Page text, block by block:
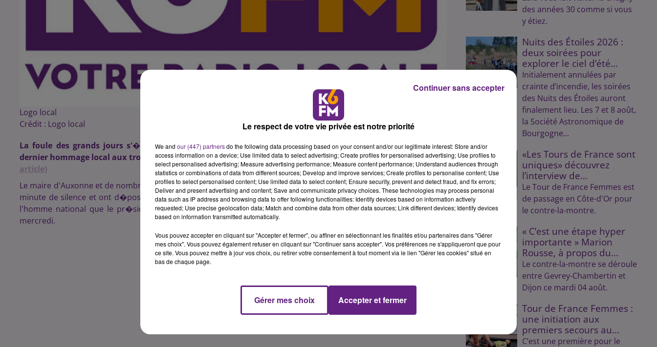
Logo local
Crédit : Logo local
La foule des grands jours s'�tait donn�e rendez-vous ce dimanche 17 avril � Auxonne pour rendre un
dernier hommage local aux trois soldats du 511e R�giment du Train tu�s au Mali la semaine derni�re.(voir
article)
Le maire d'Auxonne et de nombreux habitants �taient pr�sents en cette journ�e pluvieuse. Ils ont respect� une
minute de silence et ont d�pos� des fleurs devant le monument aux morts. Un hommage "local" qui pr�c�de
l'homme national que le pr�sident Fran�ois Hollande devrait rendre � ces trois soldats dans la journ�e de
mercredi.
Yoann Olid
des années 30 comme si vous
y étiez.
Nuits des Étoiles 2026 :
deux soirées pour
explorer le ciel d’été...
Initialement annulées par
crainte d’incendie, les soirées
des Nuits des Étoiles auront
finalement lieu. Les 7 et 8 août,
la Société Astronomique de
Bourgogne...
«Les Tours de France sont
uniques» découvrez
l’interview de...
Le Tour de France Femmes est
de passage en Côte-d'Or pour
le contre-la-montre.
« C’est une étape hyper
importante » Marion
Rousse, à propos du...
Le contre-la-montre se déroule
entre Gevrey-Chambertin et
Dijon ce mardi 04 août.
Tour de France Femmes :
une initiation aux
premiers secours au...
C’est une première pour le
Le respect de votre vie privée est notre priorité
We and our (447) partnersdo the following data processing based on your consent and/or our legitimate interest: Store and/or
access information on a device; Use limited data to select advertising; Create profiles for personalised advertising; Use profiles to
select personalised advertising; Measure advertising performance; Measure content performance; Understand audiences through
statistics or combinations of data from different sources; Develop and improve services; Create profiles to personalise content; Use
profiles to select personalised content; Use limited data to select content; Ensure security, prevent and detect fraud, and fix errors;
Deliver and present advertising and content; Save and communicate privacy choices. These technologies may process personal
data such as IP address and browsing data to offer following functionalities: Identify devices based on information actively
requested; Use precise geolocation data; Match and combine data from other data sources; Link different devices; Identify devices
based on information transmitted automatically.
Vous pouvez accepter en cliquant sur "Accepter et fermer", ou affiner en sélectionnant les finalités et/ou partenaires dans "Gérer
mes choix". Vous pouvez également refuser en cliquant sur "Continuer sans accepter". Vos préférences ne s'appliqueront que pour
ce site. Vous pouvez mettre à jour vos choix, ou retirer votre consentement à tout moment via le lien "Gérer les cookies" situé en
bas de chaque page.
Gérer mes choix Accepter et fermer
Continuer sans accepter